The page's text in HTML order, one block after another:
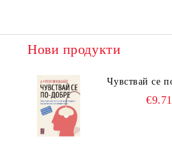
Нови продукти
Чувствай се
€9.71